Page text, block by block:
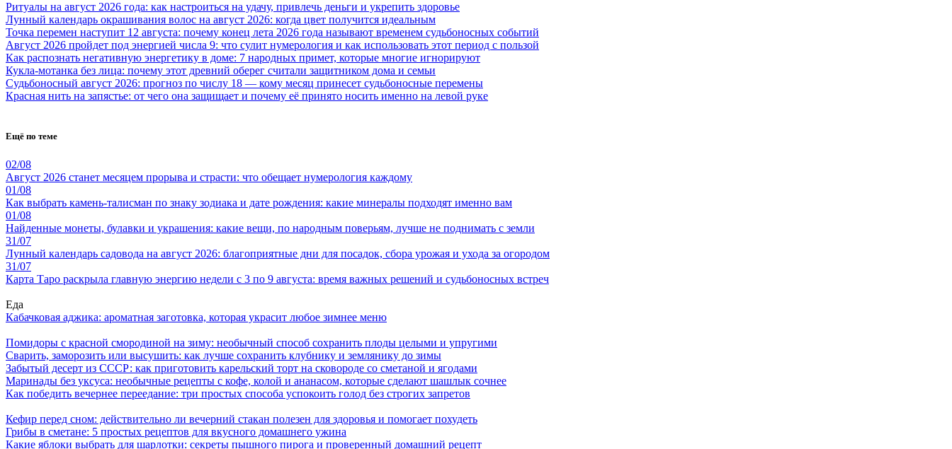
Ритуалы на август 2026 года: как настроиться на удачу, привлечь деньги и укрепить здоровье
Лунный календарь окрашивания волос на август 2026: когда цвет получится идеальным
Точка перемен наступит 12 августа: почему конец лета 2026 года называют временем судьбоносных событий
Август 2026 пройдет под энергией числа 9: что сулит нумерология и как использовать этот период с пользой
Как распознать негативную энергетику в доме: 7 народных примет, которые многие игнорируют
Кукла-мотанка без лица: почему этот древний оберег считали защитником дома и семьи
Судьбоносный август 2026: прогноз по числу 18 — кому месяц принесет судьбоносные перемены
Красная нить на запястье: от чего она защищает и почему её принято носить именно на левой руке
Ещё по теме
02/08
Август 2026 станет месяцем прорыва и страсти: что обещает нумерология каждому
01/08
Как выбрать камень-талисман по знаку зодиака и дате рождения: какие минералы подходят именно вам
01/08
Найденные монеты, булавки и украшения: какие вещи, по народным поверьям, лучше не поднимать с земли
31/07
Лунный календарь садовода на август 2026: благоприятные дни для посадок, сбора урожая и ухода за огородом
31/07
Карта Таро раскрыла главную энергию недели с 3 по 9 августа: время важных решений и судьбоносных встреч
Еда
Кабачковая аджика: ароматная заготовка, которая украсит любое зимнее меню
Помидоры с красной смородиной на зиму: необычный способ сохранить плоды целыми и упругими
Сварить, заморозить или высушить: как лучше сохранить клубнику и землянику до зимы
Забытый десерт из СССР: как приготовить карельский торт на сковороде со сметаной и ягодами
Маринады без уксуса: необычные рецепты с кофе, колой и ананасом, которые сделают шашлык сочнее
Как победить вечернее переедание: три простых способа успокоить голод без строгих запретов
Кефир перед сном: действительно ли вечерний стакан полезен для здоровья и помогает похудеть
Грибы в сметане: 5 простых рецептов для вкусного домашнего ужина
Какие яблоки выбрать для шарлотки: секреты пышного пирога и проверенный домашний рецепт